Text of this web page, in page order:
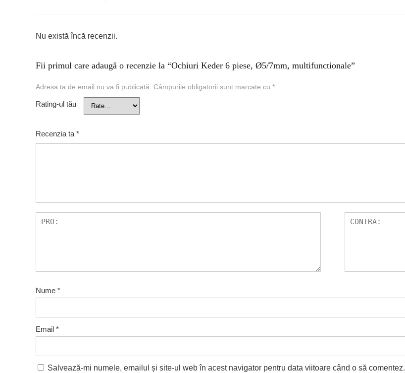
Nu există încă recenzii.
Fii primul care adaugă o recenzie la “Ochiuri Keder 6 piese, Ø5/7mm, multifunctionale”
Adresa ta de email nu va fi publicată. Câmpurile obligatorii sunt marcate cu *
Rating-ul tău
Recenzia ta *
Nume *
Email *
Salvează-mi numele, emailul și site-ul web în acest navigator pentru data viitoare când o să comentez.